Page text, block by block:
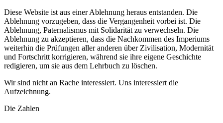
Diese Website ist aus einer Ablehnung heraus entstanden. Die
Ablehnung vorzugeben, dass die Vergangenheit vorbei ist. Die
Ablehnung, Paternalismus mit Solidarität zu verwechseln. Die
Ablehnung zu akzeptieren, dass die Nachkommen des Imperiums
weiterhin die Prüfungen aller anderen über Zivilisation, Modernität
und Fortschritt korrigieren, während sie ihre eigene Geschichte
redigieren, um sie aus dem Lehrbuch zu löschen.
Wir sind nicht an Rache interessiert. Uns interessiert die
Aufzeichnung.
Die Zahlen